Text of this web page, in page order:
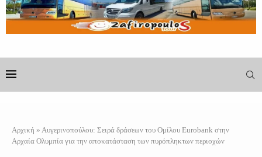
Αρχική » Αυγερινοπούλου: Σειρά δράσεων του Ομίλου Eurobank στην
Αρχαία Ολυμπία για την αποκατάσταση των πυρόπληκτων περιοχών